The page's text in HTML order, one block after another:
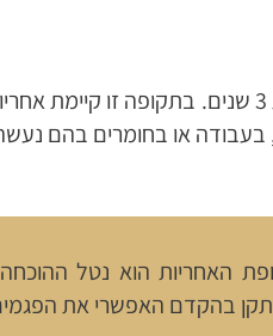
תקופת האחריות מתחילה עם תום סיום תקופת הבדק
בעבודה או בחומרים בהם
האחריות הוא נטל
בהקדם האפשרי את